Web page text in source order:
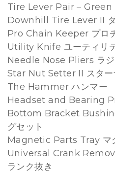
Tire Lever Pair – Green
Downhill Tire Lever II ダ
Pro Chain Keeper プロ
Utility Knife ユーティリ
Needle Nose Pliers ラジ
Star Nut Setter II スター
The Hammer ハンマー
Headset and Bearing
Bottom Bracket
グセット
Magnetic Parts Tray マ
Universal Crank
ランク抜き